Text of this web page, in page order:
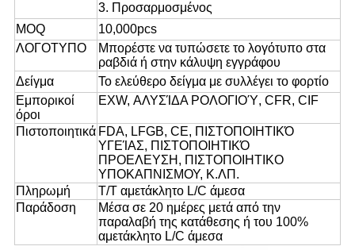
3. Προσαρμοσμένος
MOQ
10,000pcs
ΛΟΓΟΤΥΠΟ
Μπορέστε να τυπώσετε το λογότυπο στα
ραβδιά ή στην κάλυψη εγγράφου
Δείγμα
Το ελεύθερο δείγμαμε συλλέγει το φορτίο
Εμπορικοί
όροι
EXW, ΑΛΥΣΊΔΑ ΡΟΛΟΓΙΟΎ, CFR, CIF
Πιστοποιητικά FDA, LFGB, CE, ΠΙΣΤΟΠΟΙΗΤΙΚΌ
ΥΓΕΊΑΣ, ΠΙΣΤΟΠΟΙΗΤΙΚΌ
ΠΡΟΕΛΕΥΣΗ, ΠΙΣΤΟΠΟΙΗΤΙΚΟ
ΥΠΟΚΑΠΝΙΣΜΟΥ, Κ.ΛΠ.
Πληρωμή
T/T αμετάκλητο L/C άμεσα
Παράδοση
Μέσα σε 20 ημέρες μετά από την
παραλαβή της κατάθεσης ή του 100%
αμετάκλητο L/C άμεσα